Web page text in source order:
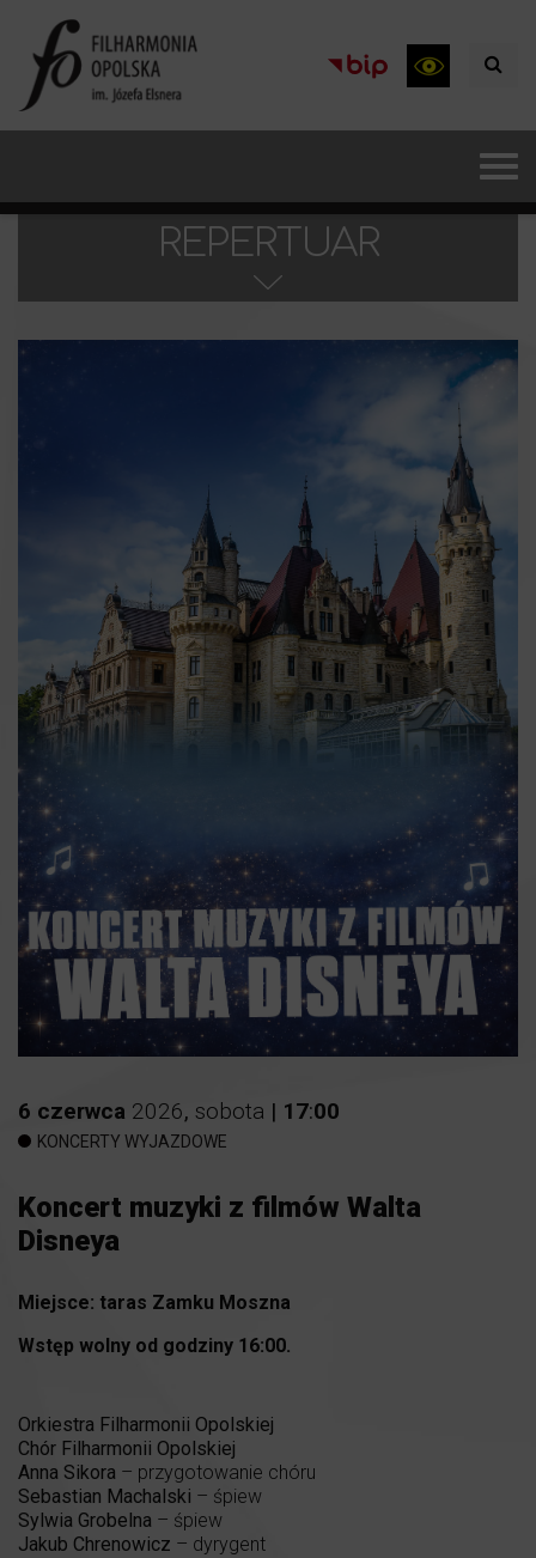
REPERTUAR
6 czerwca 2026, sobota | 17:00
KONCERTY WYJAZDOWE
Koncert muzyki z filmów Walta
Disneya
Miejsce: taras Zamku Moszna
Wstęp wolny od godziny 16:00.
Orkiestra Filharmonii Opolskiej
Chór Filharmonii Opolskiej
Anna Sikora – przygotowanie chóru
Sebastian Machalski – śpiew
Sylwia Grobelna – śpiew
Jakub Chrenowicz – dyrygent